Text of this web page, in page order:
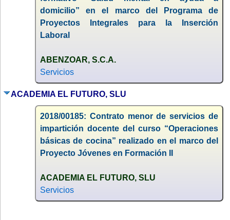
domicilio” en el marco del Programa de
Proyectos Integrales para la Inserción
Laboral
ABENZOAR, S.C.A.
Servicios
ACADEMIA EL FUTURO, SLU
2018/00185: Contrato menor de servicios de
impartición docente del curso “Operaciones
básicas de cocina” realizado en el marco del
Proyecto Jóvenes en Formación II
ACADEMIA EL FUTURO, SLU
Servicios